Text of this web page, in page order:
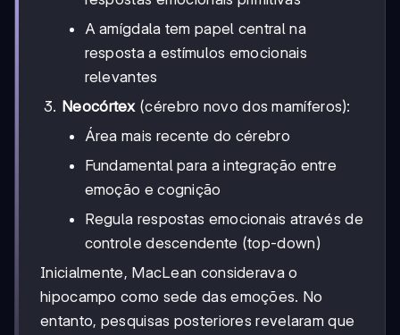
A amígdala tem papel central na
resposta a estímulos emocionais
relevantes
Neocórtex(cérebro novo dos mamíferos):
Área mais recente do cérebro
Fundamental para a integração entre
emoção e cognição
Regula respostas emocionais através de
controle descendente (top-down)
Inicialmente, MacLean considerava o
hipocampo como sede das emoções. No
entanto, pesquisas posteriores revelaram que